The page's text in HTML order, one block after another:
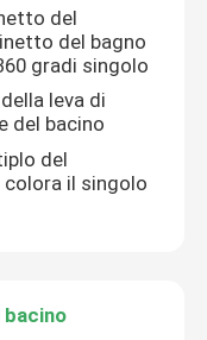
del
del bagno
gradi singolo
leva di
del bacino
del
il singolo